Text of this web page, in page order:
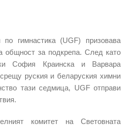
по гимнастика (UGF) призовава
общност за подкрепа. След като
София Краинска и Варвара
руския и беларуския химни
тази седмица, UGF отправи
комитет на Световната